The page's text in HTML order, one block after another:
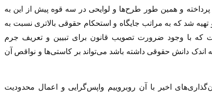
و همین طور طرح‌ها و لوایحى در سه قوه پیش از این به
شد که به مراتب جایگاه و استحکام حقوقى بالاترى نسبت به
با وجود ضرورت تصویب قانون براى تبیین و تعریف جرم
دانش حقوقى داشته باشد مى‌تواند بر کاستى‌ها و نواقص آن
اخیر با آن روبروییم واپس‌گرایى و اعمال محدودیت